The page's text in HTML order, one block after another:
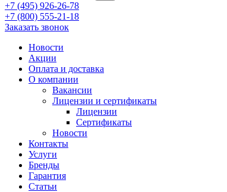
+7 (495) 926-26-78
+7 (800) 555-21-18
Заказать звонок
Новости
Акции
Оплата и доставка
О компании
Вакансии
Лицензии и сертификаты
Лицензии
Сертификаты
Новости
Контакты
Услуги
Бренды
Гарантия
Статьи